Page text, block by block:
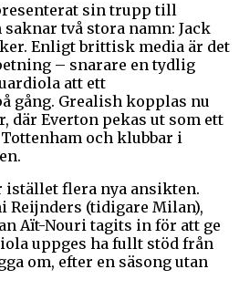
sin trupp till
två stora namn: Jack
Enligt brittisk media är det
– snarare en tydlig
att ett
gång. Grealish kopplas nu
där Everton pekas ut som ett
och klubbar i
flera nya ansikten.
Reijnders (tidigare Milan),
Aït-Nouri tagits in för att ge
uppges ha fullt stöd från
om, efter en säsong utan